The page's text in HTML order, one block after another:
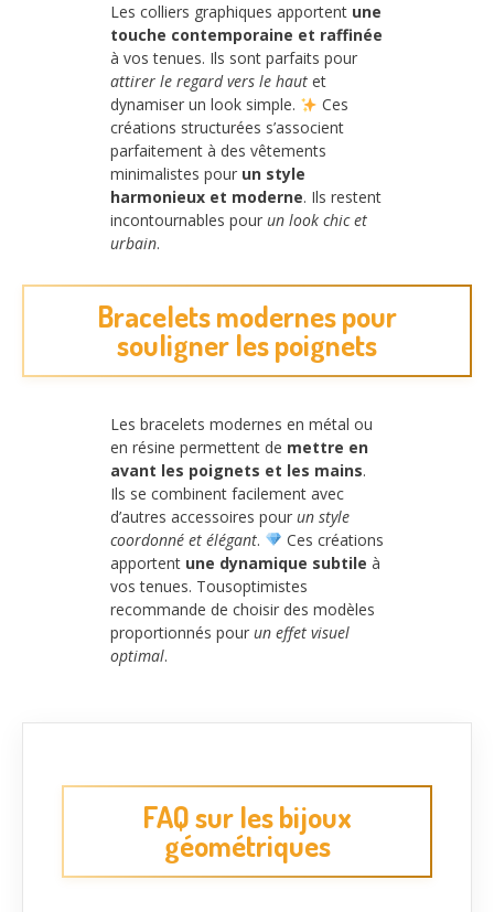
Les colliers graphiques apportent une
touche contemporaine et raffinée
à vos tenues. Ils sont parfaits pour
attirer le regard vers le haut et
dynamiser un look simple.
Ces
créations structurées s’associent
parfaitement à des vêtements
minimalistes pour un style
harmonieux et moderne. Ils restent
incontournables pour un look chic et
urbain.
Bracelets modernes pour
souligner les poignets
Les bracelets modernes en métal ou
en résine permettent de mettre en
avant les poignets et les mains.
Ils se combinent facilement avec
d’autres accessoires pour un style
coordonné et élégant.
Ces créations
apportent une dynamique subtile à
vos tenues. Tousoptimistes
recommande de choisir des modèles
proportionnés pour un effet visuel
optimal.
FAQ sur les bijoux
géométriques